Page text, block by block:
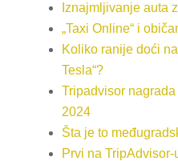
Iznajmljivanje auta
„Taxi Online“ i
Koliko ranije doći
Tesla“?
Tripadvisor
2024
Šta je to
Prvi na TripAdvisor-